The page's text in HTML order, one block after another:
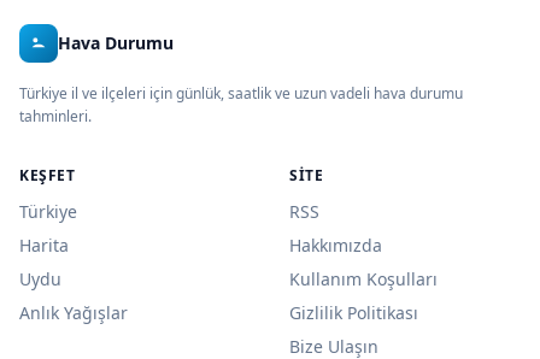
Hava Durumu
Türkiye il ve ilçeleri için günlük, saatlik ve uzun vadeli hava durumu
tahminleri.
KEŞFET
Türkiye
Harita
Uydu
Anlık Yağışlar
SITE
RSS
Hakkımızda
Kullanım Koşulları
Gizlilik Politikası
Bize Ulaşın